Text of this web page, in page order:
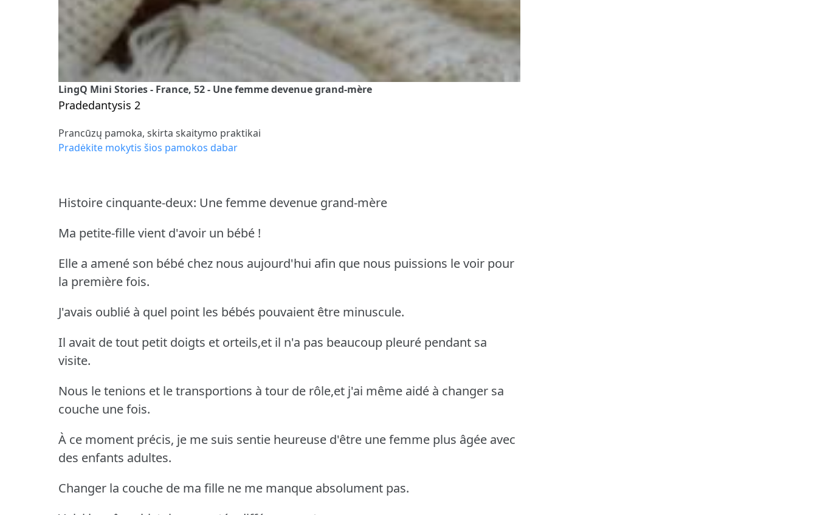
LingQ Mini Stories - France, 52 - Une femme devenue grand-mère
Pradedantysis 2
Prancūzų pamoka, skirta skaitymo praktikai
Pradėkite mokytis šios pamokos dabar
Histoire cinquante-deux: Une femme devenue grand-mère
Ma petite-fille vient d'avoir un bébé !
Elle a amené son bébé chez nous aujourd'hui afin que nous puissions le voir pour
la première fois.
J'avais oublié à quel point les bébés pouvaient être minuscule.
Il avait de tout petit doigts et orteils,et il n'a pas beaucoup pleuré pendant sa
visite.
Nous le tenions et le transportions à tour de rôle,et j'ai même aidé à changer sa
couche une fois.
À ce moment précis, je me suis sentie heureuse d'être une femme plus âgée avec
des enfants adultes.
Changer la couche de ma fille ne me manque absolument pas.